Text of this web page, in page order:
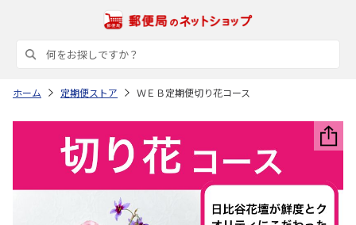
ホーム 定期便ストア ＷＥＢ定期便切り花コース